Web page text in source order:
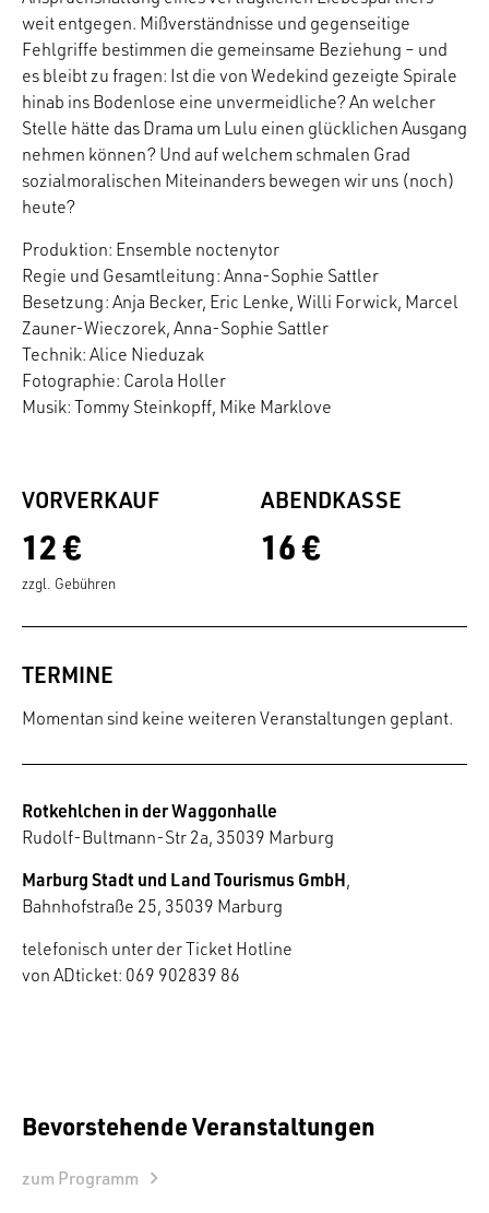
weit entgegen. Mißverständnisse und gegenseitige
Fehlgriffe bestimmen die gemeinsame Beziehung – und
es bleibt zu fragen: Ist die von Wedekind gezeigte Spirale
hinab ins Bodenlose eine unvermeidliche? An welcher
Stelle hätte das Drama um Lulu einen glücklichen Ausgang
nehmen können? Und auf welchem schmalen Grad
sozialmoralischen Miteinanders bewegen wir uns (noch)
heute?
Produktion: Ensemble noctenytor
Regie und Gesamtleitung: Anna-Sophie Sattler
Besetzung: Anja Becker, Eric Lenke, Willi Forwick, Marcel
Zauner-Wieczorek, Anna-Sophie Sattler
Technik: Alice Nieduzak
Fotographie: Carola Holler
Musik: Tommy Steinkopff, Mike Marklove
VORVERKAUF
12 €
zzgl. Gebühren
ABENDKASSE
16 €
TERMINE
Momentan sind keine weiteren Veranstaltungen geplant.
Rotkehlchen in der Waggonhalle
Rudolf-Bultmann-Str 2a, 35039 Marburg
Marburg Stadt und Land Tourismus GmbH,
Bahnhofstraße 25, 35039 Marburg
telefonisch unter der Ticket Hotline
von ADticket: 069 902839 86
Bevorstehende Veranstaltungen
zum Programm